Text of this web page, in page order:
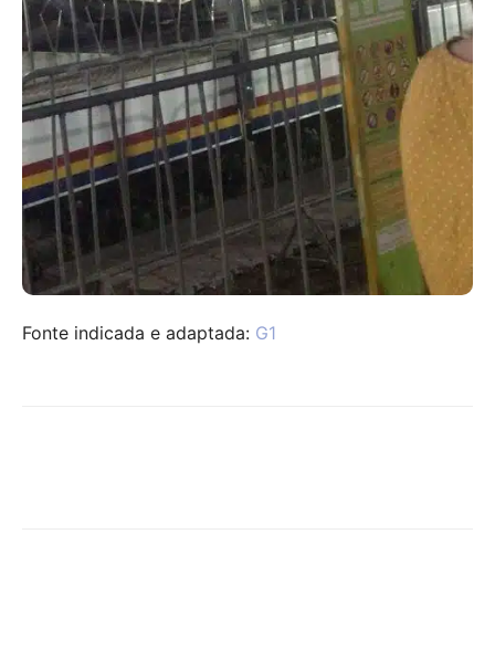
Fonte indicada e adaptada: G1